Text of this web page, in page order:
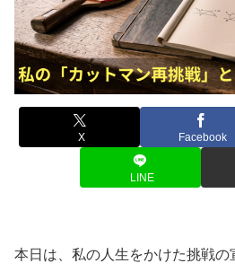
X Facebook
LINE
本日は、私の人生をかけた挑戦の